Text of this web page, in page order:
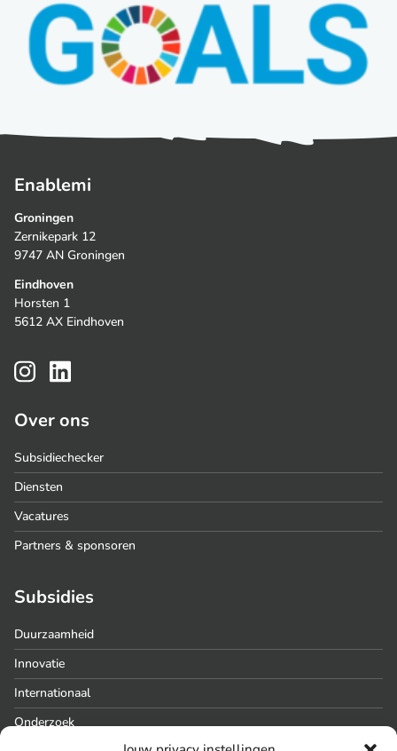
Over ons
Subsidiechecker
Diensten
Vacatures
Partners & sponsoren
Subsidies
Duurzaamheid
Innovatie
Internationaal
Onderzoek
Enablemi
Groningen
Zernikepark 12
9747 AN Groningen
Eindhoven
Horsten 1
5612 AX Eindhoven